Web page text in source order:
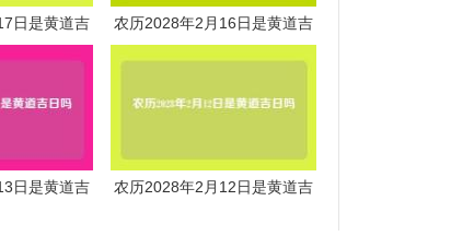
日是黄道吉
农历2028年2月16日是黄道吉
日吗
日是黄道吉
农历2028年2月12日是黄道吉